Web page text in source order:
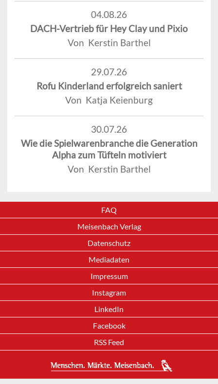
04.08.26
DACH-Vertrieb für Hey Clay und Pixio
Von Kerstin Barthel
29.07.26
Rofu Kinderland erfolgreich saniert
Von Katja Keienburg
30.07.26
Wie die Spielwarenbranche die Generation
Alpha zum Tüfteln motiviert
Von Kerstin Barthel
FAQ
Meisenbach Verlag
Datenschutz
Mediadaten
Impressum
Instagram
LinkedIn
Facebook
RSS Feed